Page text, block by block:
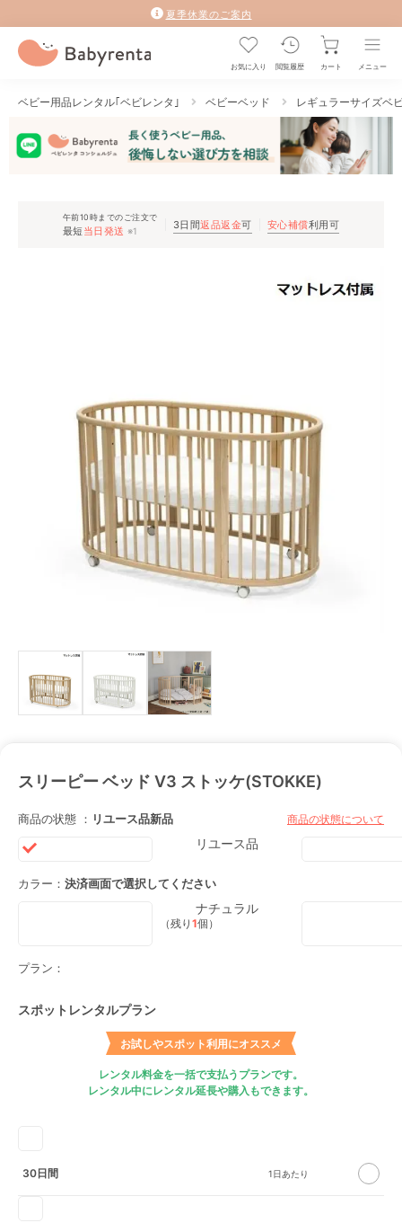
夏季休業のご案内
お気に入り 閲覧履歴 カート メニュー
ベビー用品レンタル｢ベビレンタ｣ ベビーベッド レギュラーサイズベ
午前10時までのご注文で
最短 当日発送 ※1 3日間返品返金可 安心補償利用可
スリーピー ベッド V3 ストッケ(STOKKE)
商品の状態 ： リユース品新品 商品の状態について
リユース品
カラー： 決済画面で選択してください
ナチュラル
（残り 1個）
プラン：
スポットレンタルプラン
お試しやスポット利用にオススメ
レンタル料金を一括で支払うプランです。
レンタル中にレンタル延長や購入もできます。
30日間